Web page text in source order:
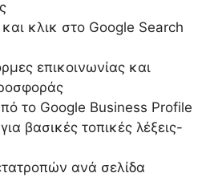
κλικ στο Google Search
επικοινωνίας και
το Google Business Profile
βασικές τοπικές λέξεις-
ανά σελίδα